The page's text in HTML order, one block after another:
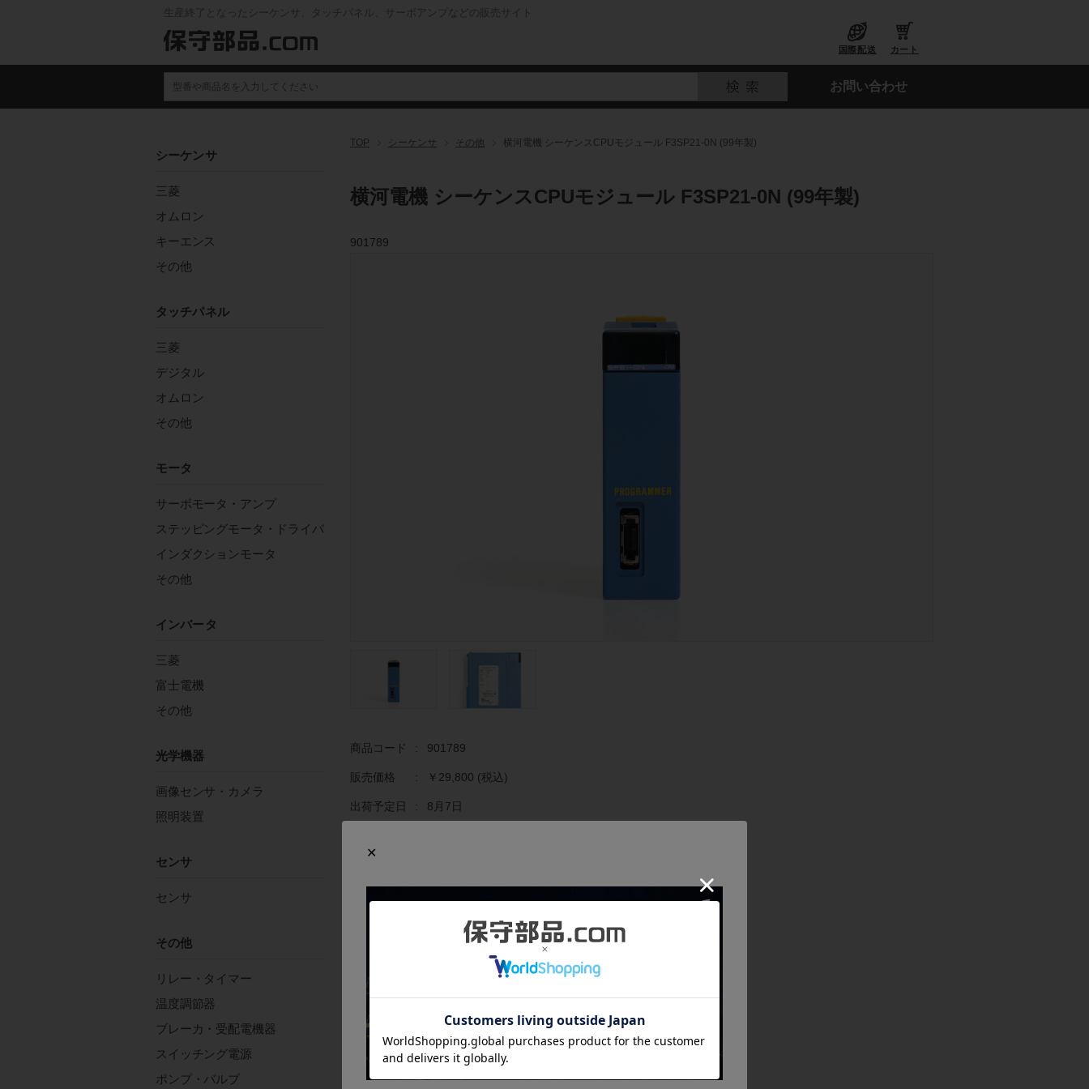
生産終了となったシーケンサ、タッチパネル、サーボアンプなどの販売サイト
国際配送 カート
お問い合わせ
TOP シーケンサ その他 横河電機 シーケンスCPUモジュール F3SP21-0N (99年製)
横河電機 シーケンスCPUモジュール F3SP21-0N (99年製)
901789
商品コード : 901789
販売価格 : ￥29,800 (税込)
出荷予定日 : 8月7日
商品の概要と仕様
すでに生産終了している貴重な製品です。
入出力点数：2048
ステップ数：ラダー10Kステップ
シーケンサ
三菱
オムロン
キーエンス
その他
タッチパネル
三菱
デジタル
オムロン
その他
モータ
サーボモータ・アンプ
ステッピングモータ・ドライバ
インダクションモータ
その他
インバータ
三菱
富士電機
その他
光学機器
画像センサ・カメラ
照明装置
センサ
センサ
その他
リレー・タイマー
温度調節器
ブレーカ・受配電機器
スイッチング電源
ポンプ・バルブ